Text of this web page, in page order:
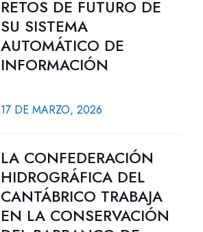
RETOS DE FUTURO DE
SU SISTEMA
AUTOMÁTICO DE
INFORMACIÓN
17 DE MARZO, 2026
LA CONFEDERACIÓN
HIDROGRÁFICA DEL
CANTÁBRICO TRABAJA
EN LA CONSERVACIÓN